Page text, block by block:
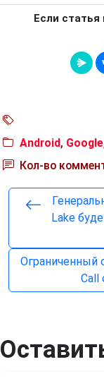
Если
Android, Google
Кол-во
Lake
Ограниченный
Call